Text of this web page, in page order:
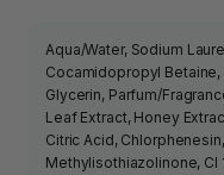
Aqua/Water, Sodium
Cocamidopropyl
Glycerin, Parfum/
Leaf Extract, Honey
Citric Acid,
Methylisothiazolinone, CI